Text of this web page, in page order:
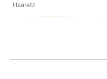
Haaretz